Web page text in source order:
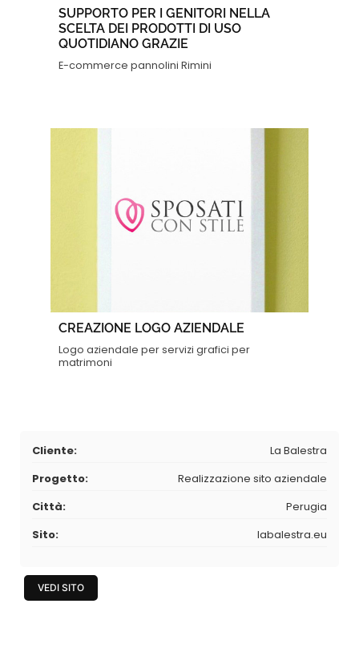
SUPPORTO PER I GENITORI NELLA
SCELTA DEI PRODOTTI DI USO
QUOTIDIANO GRAZIE
E-commerce pannolini Rimini
CREAZIONE LOGO AZIENDALE
Logo aziendale per servizi grafici per
matrimoni
Cliente:
La Balestra
Progetto:
Realizzazione sito aziendale
Città:
Perugia
Sito:
labalestra.eu
VEDI SITO